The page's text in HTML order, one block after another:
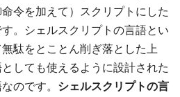
令を加えて）スクリプトにした
。シェルスクリプトの言語とい
駄をとことん削ぎ落とした上
しても使えるように設計された
のです。 シェルスクリプトの言